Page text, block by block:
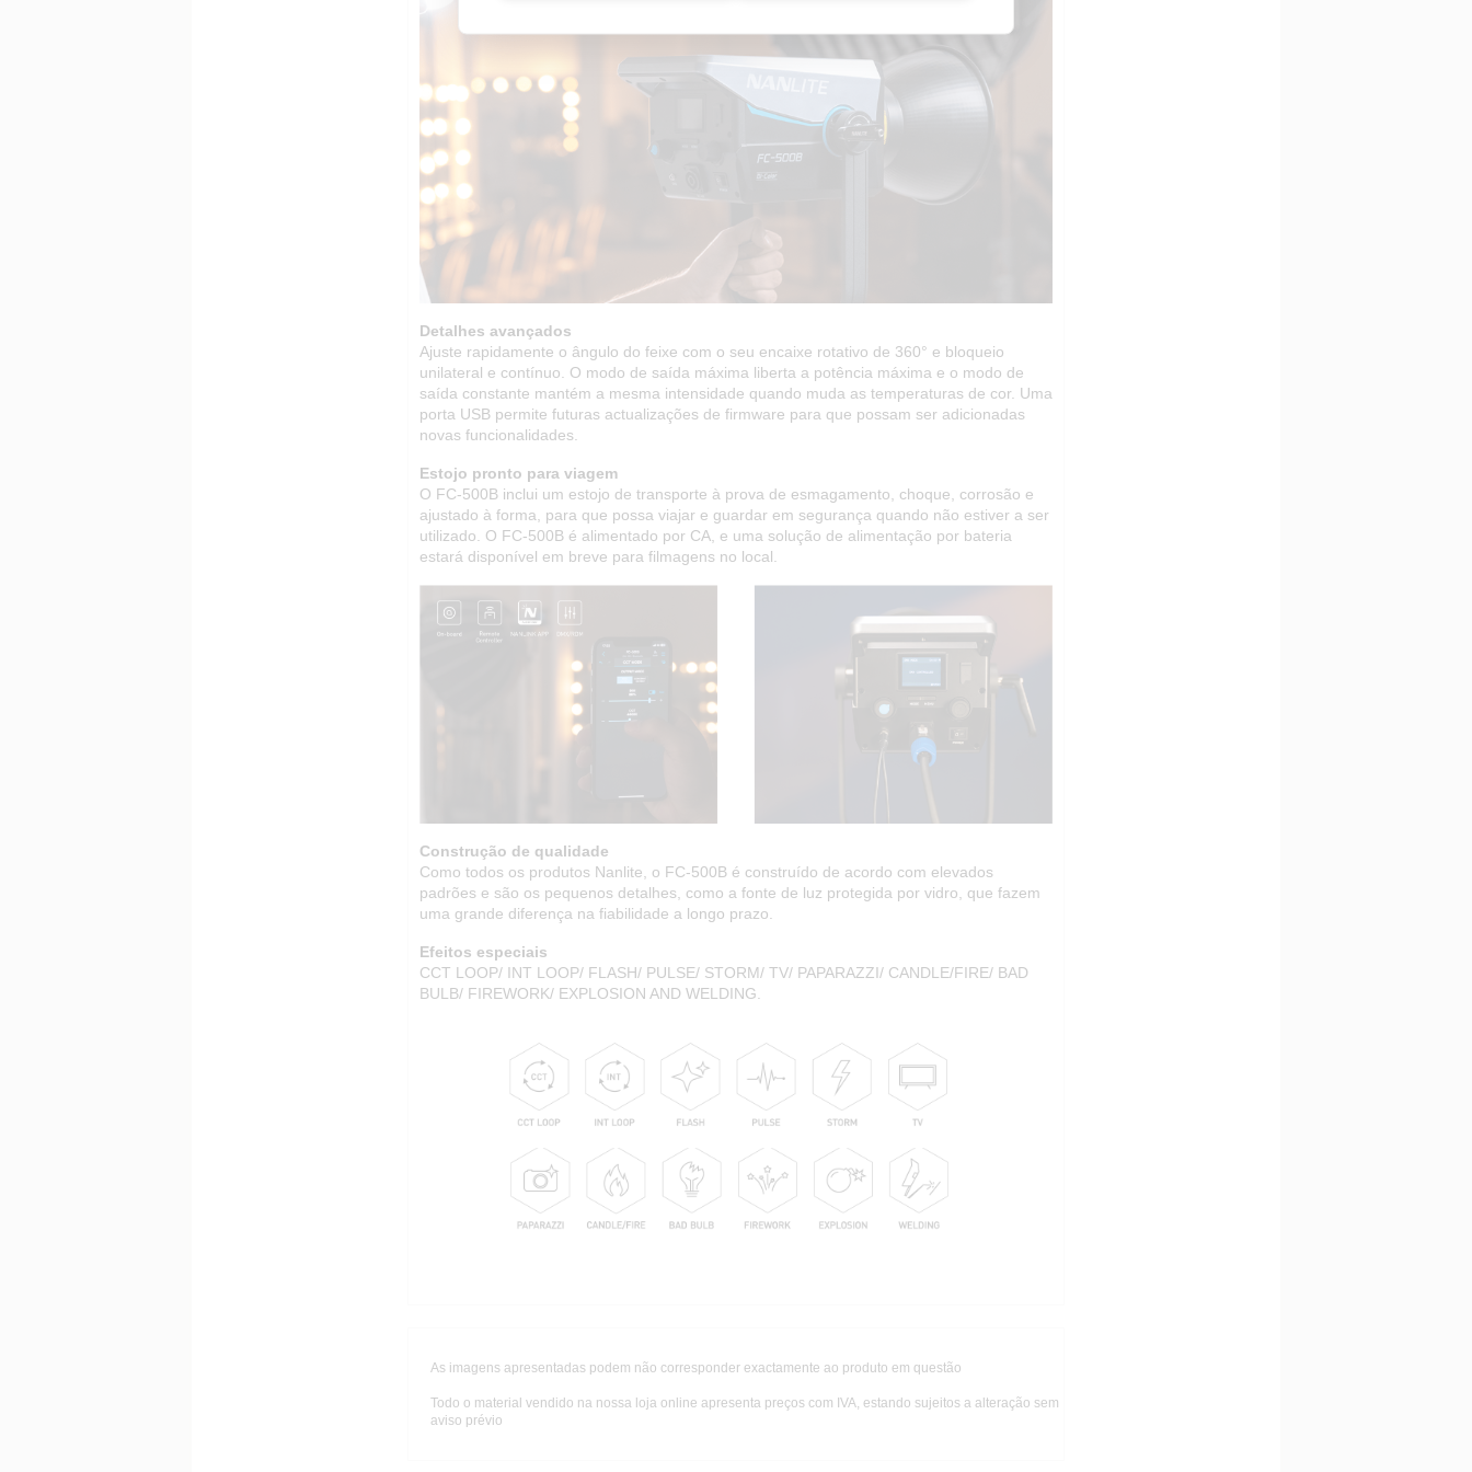
Detalhes avançados
Ajuste rapidamente o ângulo do feixe com o seu encaixe rotativo de 360° e bloqueio
unilateral e contínuo. O modo de saída máxima liberta a potência máxima e o modo de
saída constante mantém a mesma intensidade quando muda as temperaturas de cor. Uma
porta USB permite futuras actualizações de firmware para que possam ser adicionadas
novas funcionalidades.
Estojo pronto para viagem
O FC-500B inclui um estojo de transporte à prova de esmagamento, choque, corrosão e
ajustado à forma, para que possa viajar e guardar em segurança quando não estiver a ser
utilizado. O FC-500B é alimentado por CA, e uma solução de alimentação por bateria
estará disponível em breve para filmagens no local.
Construção de qualidade
Como todos os produtos Nanlite, o FC-500B é construído de acordo com elevados
padrões e são os pequenos detalhes, como a fonte de luz protegida por vidro, que fazem
uma grande diferença na fiabilidade a longo prazo.
Efeitos especiais
CCT LOOP/ INT LOOP/ FLASH/ PULSE/ STORM/ TV/ PAPARAZZI/ CANDLE/FIRE/ BAD
BULB/ FIREWORK/ EXPLOSION AND WELDING.
As imagens apresentadas podem não corresponder exactamente ao produto em questão
Todo o material vendido na nossa loja online apresenta preços com IVA, estando sujeitos a alteração sem
aviso prévio